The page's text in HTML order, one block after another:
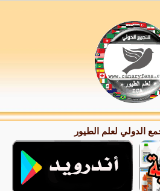
الدولي لعلم الطيور